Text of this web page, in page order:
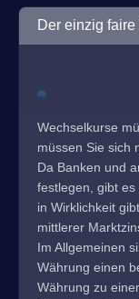
Der einzig
Wechselkurse
müssen Sie sich
Da Banken und
festlegen, gibt
in Wirklichkeit
mittlerer
Im Allgemeinen
Währung einen
Währung zu